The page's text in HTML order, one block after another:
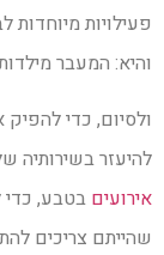
פעילויות
והיא: המעבר
ולסיום, כדי
להיעזר בשירותיה
אירועים בטבע, כדי
שהייתם צריכים